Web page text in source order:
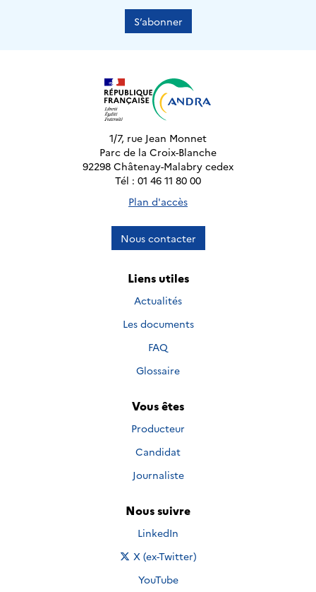
S’abonner
1/7, rue Jean Monnet
Parc de la Croix-Blanche
92298 Châtenay-Malabry cedex
Tél : 01 46 11 80 00
Plan d'accès
Nous contacter
Liens utiles
Actualités
Les documents
FAQ
Glossaire
Vous êtes
Producteur
Candidat
Journaliste
Nous suivre
Nous suivre sur
LinkedIn
Nous suivre sur
X (ex-Twitter)
Nous suivre sur
YouTube